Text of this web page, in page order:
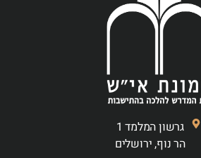
גרשון המלמד 1
הר נוף, ירושלים